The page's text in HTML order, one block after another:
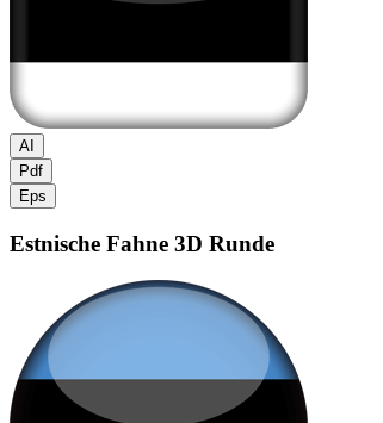
AI
Pdf
Eps
Estnische Fahne 3D Runde